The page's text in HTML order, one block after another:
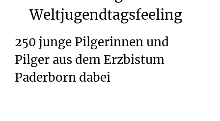
Weltjugendtagsfeeling
250 junge Pilgerinnen und
Pilger aus dem Erzbistum
Paderborn dabei